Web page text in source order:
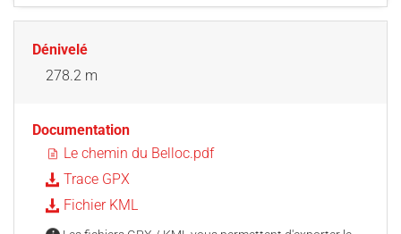
Dénivelé
278.2 m
Documentation
Le chemin du Belloc.pdf
Trace GPX
Fichier KML